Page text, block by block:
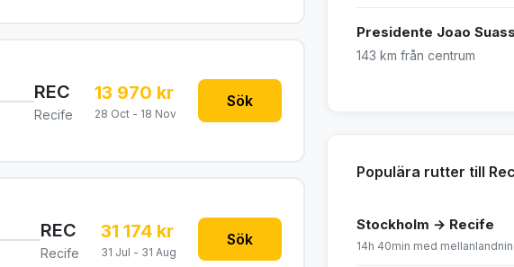
REC
Recife
13 970 kr
28 Oct - 18 Nov
Sök
REC
Recife
31 174 kr
31 Jul - 31 Aug
Sök
Presidente Joao
143 km från centrum
Populära rutter till
Stockholm → Recife
14h 40min med